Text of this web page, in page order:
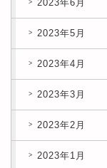
2023年6月
2023年5月
2023年4月
2023年3月
2023年2月
2023年1月